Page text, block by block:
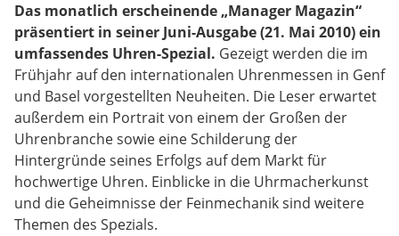
Das monatlich erscheinende „Manager Magazin“
präsentiert in seiner Juni-Ausgabe (21. Mai 2010) ein
umfassendes Uhren-Spezial. Gezeigt werden die im
Frühjahr auf den internationalen Uhrenmessen in Genf
und Basel vorgestellten Neuheiten. Die Leser erwartet
außerdem ein Portrait von einem der Großen der
Uhrenbranche sowie eine Schilderung der
Hintergründe seines Erfolgs auf dem Markt für
hochwertige Uhren. Einblicke in die Uhrmacherkunst
und die Geheimnisse der Feinmechanik sind weitere
Themen des Spezials.